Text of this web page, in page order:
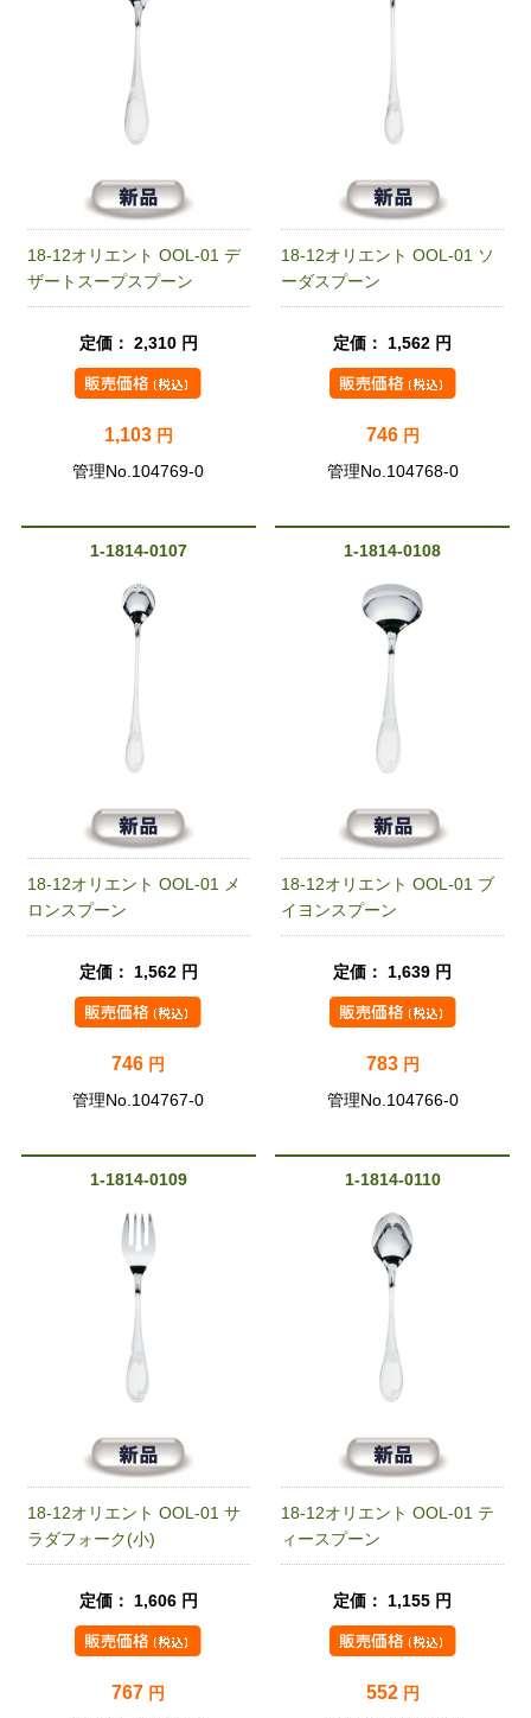
18-12オリエント OOL-01 デ
ザートスープスプーン
定価： 2,310 円
1,103 円
管理No.104769-0
18-12オリエント OOL-01 ソ
ーダスプーン
定価： 1,562 円
746 円
管理No.104768-0
1-1814-0107
18-12オリエント OOL-01 メ
ロンスプーン
定価： 1,562 円
746 円
管理No.104767-0
1-1814-0108
18-12オリエント OOL-01 ブ
イヨンスプーン
定価： 1,639 円
783 円
管理No.104766-0
1-1814-0109
18-12オリエント OOL-01 サ
ラダフォーク(小)
定価： 1,606 円
767 円
1-1814-0110
18-12オリエント OOL-01 テ
ィースプーン
定価： 1,155 円
552 円